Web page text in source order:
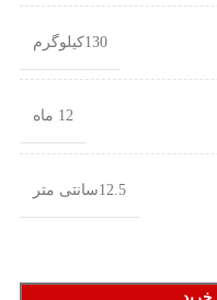
130کیلوگرم
12 ماه
12.5سانتی متر